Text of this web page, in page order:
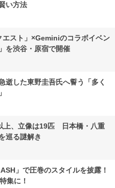
い方法
スト」×Geminiのコラボイベン
を渋谷・原宿で開催
逝した東野圭吾氏へ誓う「多く
上、立像は19匹 日本橋・八重
巡る謎解き
」で圧巻のスタイルを披露！
集に！